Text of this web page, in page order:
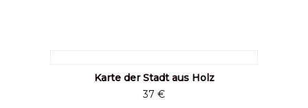
Karte der Stadt aus Holz
37 €